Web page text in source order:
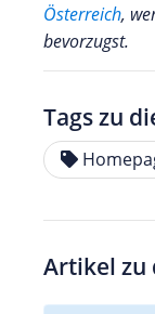
Österreich,
bevorzugst.
Tags zu
Artikel zu